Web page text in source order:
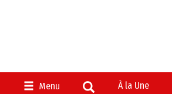
Menu À la Une